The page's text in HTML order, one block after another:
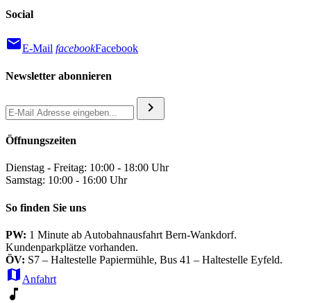
Social
mailE-Mail facebookFacebook
Newsletter abonnieren
chevron_right
Öffnungszeiten
Dienstag - Freitag: 10:00 - 18:00 Uhr
Samstag: 10:00 - 16:00 Uhr
So finden Sie uns
PW: 1 Minute ab Autobahnausfahrt Bern-Wankdorf.
Kundenparkplätze vorhanden.
ÖV: S7 – Haltestelle Papiermühle, Bus 41 – Haltestelle Eyfeld.
map Anfahrt
music_note